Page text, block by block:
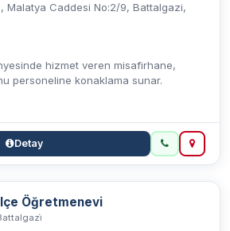
Malatya Caddesi No:2/9, Battalgazi,
hizmet veren misafirhane,
personeline konaklama sunar.
Detay
Öğretmenevi